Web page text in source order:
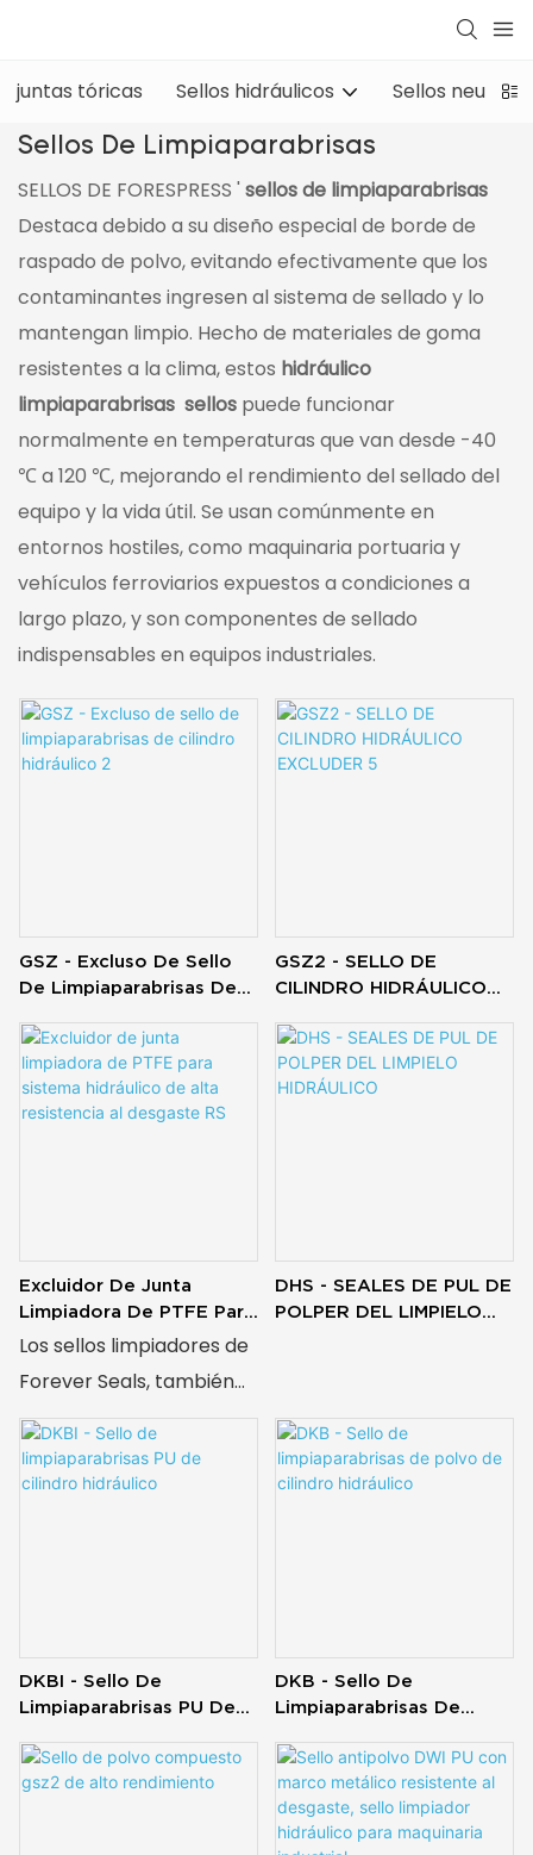
juntas tóricas Sellos hidráulicos Sellos
Sellos De Limpiaparabrisas
SELLOS DE FORESPRESS ' sellos de limpiaparabrisas
Destaca debido a su diseño especial de borde de
raspado de polvo, evitando efectivamente que los
contaminantes ingresen al sistema de sellado y lo
mantengan limpio. Hecho de materiales de goma
resistentes a la clima, estos hidráulico
limpiaparabrisas sellos puede funcionar
normalmente en temperaturas que van desde -40
℃ a 120 ℃, mejorando el rendimiento del sellado del
equipo y la vida útil. Se usan comúnmente en
entornos hostiles, como maquinaria portuaria y
vehículos ferroviarios expuestos a condiciones a
largo plazo, y son componentes de sellado
indispensables en equipos industriales.
GSZ - Excluso De Sello
De Limpiaparabrisas De
GSZ2 - SELLO DE
CILINDRO HIDRÁULICO
Excluidor De Junta
Limpiadora De PTFE Para
Sistema Hidráulico De
Alta Resistencia Al
Desgaste RS
Los sellos limpiadores de
Forever Seals, también
conocidos como sellos
antipolvo o protectores,
son componentes
los pistones, protegiendo
así los sellos internos y
las piezas de precisión.
Gracias a su anillo
DHS - SEALES DE PUL DE
POLPER DEL LIMPIELO
DKBI - Sello De
Limpiaparabrisas PU De
DKB - Sello De
Limpiaparabrisas De
Hidráulico